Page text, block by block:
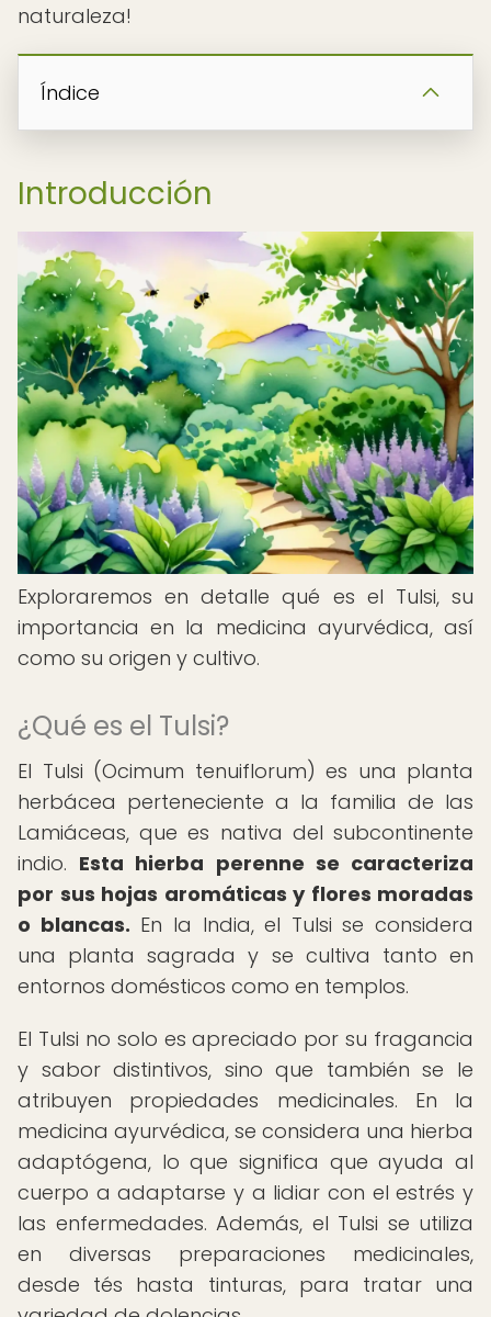
naturaleza!
Índice
Introducción
Exploraremos en detalle qué es el Tulsi, su
importancia en la medicina ayurvédica, así
como su origen y cultivo.
¿Qué es el Tulsi?
El Tulsi (Ocimum tenuiflorum) es una planta
herbácea perteneciente a la familia de las
Lamiáceas, que es nativa del subcontinente
indio. Esta hierba perenne se caracteriza
por sus hojas aromáticas y flores moradas
o blancas. En la India, el Tulsi se considera
una planta sagrada y se cultiva tanto en
entornos domésticos como en templos.
El Tulsi no solo es apreciado por su fragancia
y sabor distintivos, sino que también se le
atribuyen propiedades medicinales. En la
medicina ayurvédica, se considera una hierba
adaptógena, lo que significa que ayuda al
cuerpo a adaptarse y a lidiar con el estrés y
las enfermedades. Además, el Tulsi se utiliza
en diversas preparaciones medicinales,
desde tés hasta tinturas, para tratar una